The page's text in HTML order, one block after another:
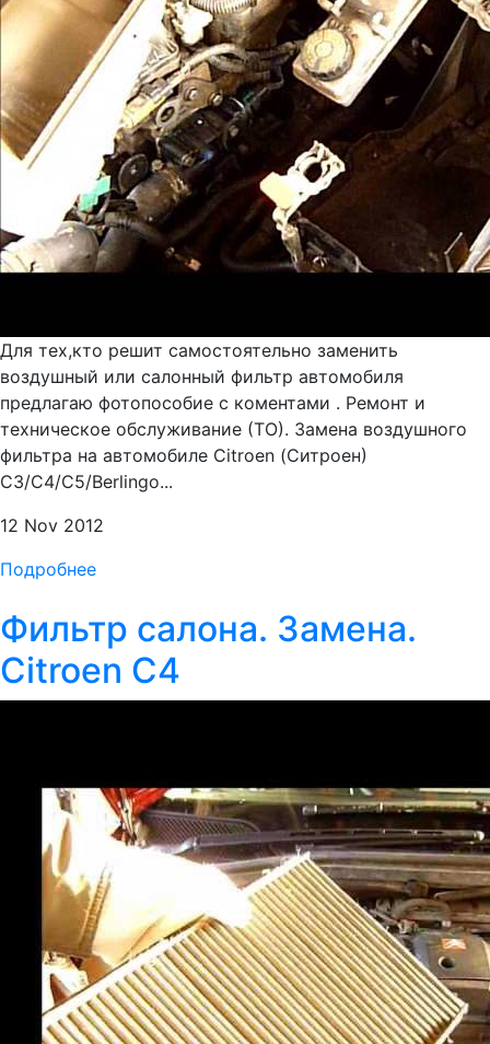
Для тех,кто решит самостоятельно заменить
воздушный или салонный фильтр автомобиля
предлагаю фотопособие с коментами . Ремонт и
техническое обслуживание (ТО). Замена воздушного
фильтра на автомобиле Citroen (Ситроен)
C3/C4/C5/Berlingo...
12 Nov 2012
Подробнее
Фильтр салона. Замена.
Citroen C4